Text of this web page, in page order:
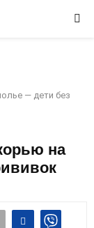
— дети без
на